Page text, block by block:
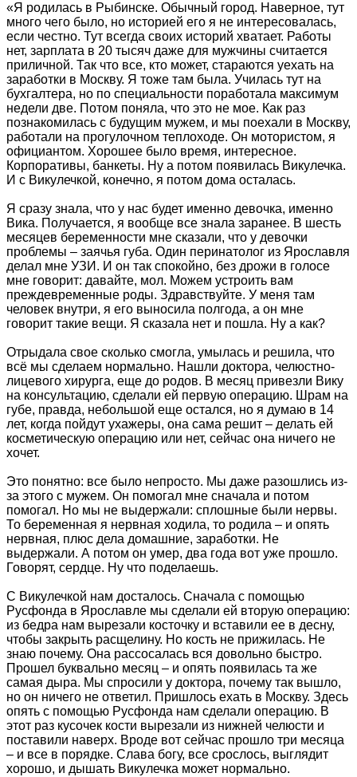
«Я родилась в Рыбинске. Обычный город. Наверное, тут
много чего было, но историей его я не интересовалась,
если честно. Тут всегда своих историй хватает. Работы
нет, зарплата в 20 тысяч даже для мужчины считается
приличной. Так что все, кто может, стараются уехать на
заработки в Москву. Я тоже там была. Училась тут на
бухгалтера, но по специальности поработала максимум
недели две. Потом поняла, что это не мое. Как раз
познакомилась с будущим мужем, и мы поехали в Москву,
работали на прогулочном теплоходе. Он мотористом, я
официантом. Хорошее было время, интересное.
Корпоративы, банкеты. Ну а потом появилась Викулечка.
И с Викулечкой, конечно, я потом дома осталась.
Я сразу знала, что у нас будет именно девочка, именно
Вика. Получается, я вообще все знала заранее. В шесть
месяцев беременности мне сказали, что у девочки
проблемы – заячья губа. Один перинатолог из Ярославля
делал мне УЗИ. И он так спокойно, без дрожи в голосе
мне говорит: давайте, мол. Можем устроить вам
преждевременные роды. Здравствуйте. У меня там
человек внутри, я его выносила полгода, а он мне
говорит такие вещи. Я сказала нет и пошла. Ну а как?
Отрыдала свое сколько смогла, умылась и решила, что
всё мы сделаем нормально. Нашли доктора, челюстно-
лицевого хирурга, еще до родов. В месяц привезли Вику
на консультацию, сделали ей первую операцию. Шрам на
губе, правда, небольшой еще остался, но я думаю в 14
лет, когда пойдут ухажеры, она сама решит – делать ей
косметическую операцию или нет, сейчас она ничего не
хочет.
Это понятно: все было непросто. Мы даже разошлись из-
за этого с мужем. Он помогал мне сначала и потом
помогал. Но мы не выдержали: сплошные были нервы.
То беременная я нервная ходила, то родила – и опять
нервная, плюс дела домашние, заработки. Не
выдержали. А потом он умер, два года вот уже прошло.
Говорят, сердце. Ну что поделаешь.
С Викулечкой нам досталось. Сначала с помощью
Русфонда в Ярославле мы сделали ей вторую операцию:
из бедра нам вырезали косточку и вставили ее в десну,
чтобы закрыть расщелину. Но кость не прижилась. Не
знаю почему. Она рассосалась вся довольно быстро.
Прошел буквально месяц – и опять появилась та же
самая дыра. Мы спросили у доктора, почему так вышло,
но он ничего не ответил. Пришлось ехать в Москву. Здесь
опять с помощью Русфонда нам сделали операцию. В
этот раз кусочек кости вырезали из нижней челюсти и
поставили наверх. Вроде вот сейчас прошло три месяца
– и все в порядке. Слава богу, все срослось, выглядит
хорошо, и дышать Викулечка может нормально.